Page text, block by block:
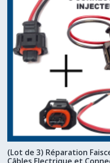
(Lot de 3) Réparation